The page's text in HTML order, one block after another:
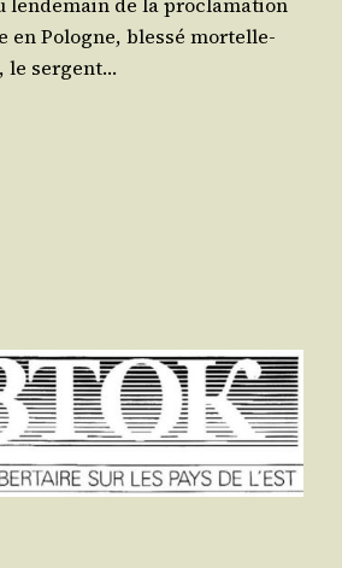
en Pologne, bles­sé mor­tel­le­
le ser­gent…